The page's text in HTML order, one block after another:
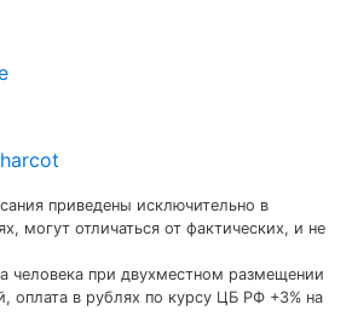
приведены исключительно в
могут отличаться от фактических, и не
человека при двухместном размещении
оплата в рублях по курсу ЦБ РФ +3% на